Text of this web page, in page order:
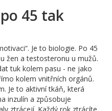
45 tak
Je to biologie. Po 45
žen a testosteronu u mužů.
tuk kolem pasu - ne jako
kolem vnitřních orgánů.
Je to aktivní tkáň, která
inzulín a způsobuje
ztrácejí. Každý rok ztrácíte